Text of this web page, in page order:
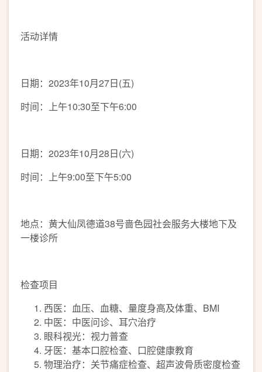
活动详情
日期：2023年10月27日(五)
时间：上午10:30至下午6:00
日期：2023年10月28日(六)
时间：上午9:00至下午5:00
地点：黄大仙凤德道38号啬色园社会服务大楼地下及
一楼诊所
检查项目
西医：血压、血糖、量度身高及体重、BMI
中医：中医问诊、耳穴治疗
眼科视光：视力普查
牙医：基本口腔检查、口腔健康教育
物理治疗：关节痛症检查、超声波骨质密度检查